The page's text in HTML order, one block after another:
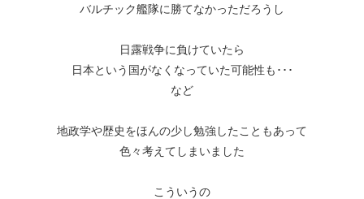
バルチック艦隊に勝てなかっただろうし
日露戦争に負けていたら
日本という国がなくなっていた可能性も･･･
など
地政学や歴史をほんの少し勉強したこともあって
色々考えてしまいました
こういうの